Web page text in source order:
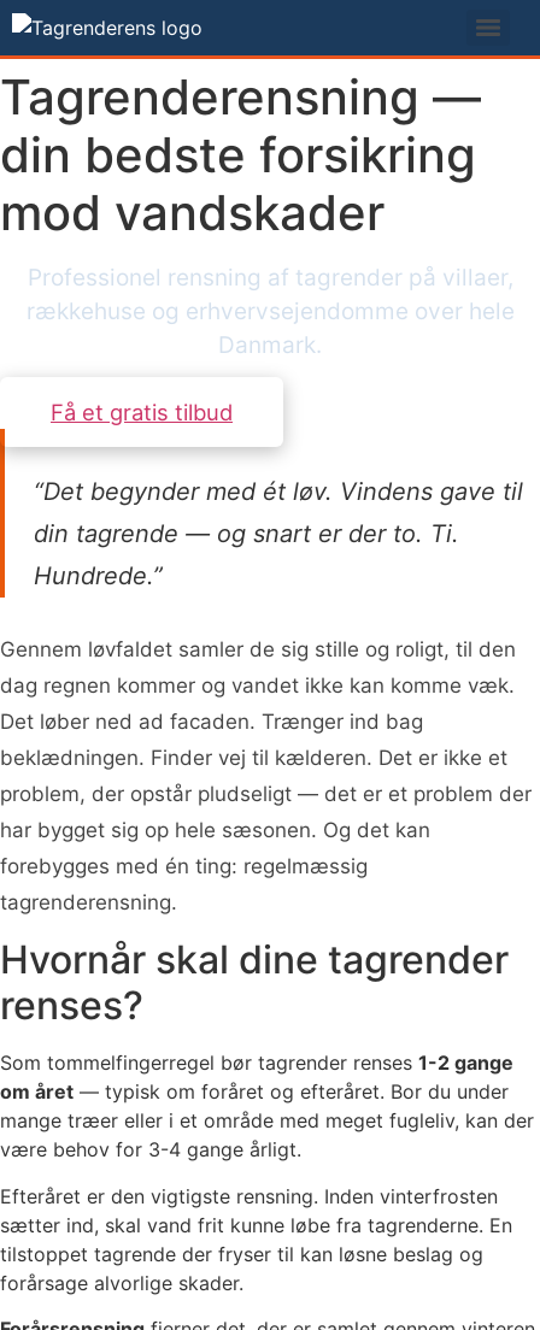
Videre
Tagrenderensning —
din bedste forsikring
mod vandskader
Professionel rensning af tagrender på villaer,
rækkehuse og erhvervsejendomme over hele
Danmark.
Få et gratis tilbud
“Det begynder med ét løv. Vindens gave til
din tagrende — og snart er der to. Ti.
Hundrede.”
Gennem løvfaldet samler de sig stille og roligt, til den
dag regnen kommer og vandet ikke kan komme væk.
Det løber ned ad facaden. Trænger ind bag
beklædningen. Finder vej til kælderen. Det er ikke et
problem, der opstår pludseligt — det er et problem der
har bygget sig op hele sæsonen. Og det kan
forebygges med én ting: regelmæssig
tagrenderensning.
Hvornår skal dine tagrender
renses?
Som tommelfingerregel bør tagrender renses 1-2 gange
om året — typisk om foråret og efteråret. Bor du under
mange træer eller i et område med meget fugleliv, kan der
være behov for 3-4 gange årligt.
Efteråret er den vigtigste rensning. Inden vinterfrosten
sætter ind, skal vand frit kunne løbe fra tagrenderne. En
tilstoppet tagrende der fryser til kan løsne beslag og
forårsage alvorlige skader.